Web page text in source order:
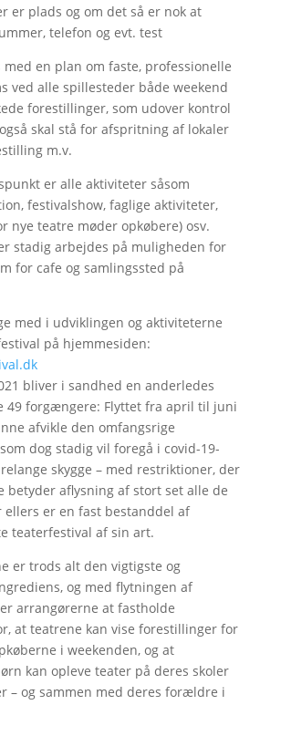
er plads og om det så er nok at
telefon og evt. test
en plan om faste, professionelle
ved alle spillesteder både weekend
forestillinger, som udover kontrol
skal stå for afspritning af lokaler
m.v.
er alle aktiviteter såsom
festivalshow, faglige aktiviteter,
nye teatre møder opkøbere) osv.
stadig arbejdes på muligheden for
for cafe og samlingssted på
med i udviklingen og aktiviteterne
på hjemmesiden:
bliver i sandhed en anderledes
49 forgængere: Flyttet fra april til juni
afvikle den omfangsrige
dog stadig vil foregå i covid-19-
skygge – med restriktioner, der
aflysning af stort set alle de
ellers er en fast bestanddel af
teaterfestival af sin art.
er trods alt den vigtigste og
og med flytningen af
arrangørerne at fastholde
at teatrene kan vise forestillinger for
i weekenden, og at
kan opleve teater på deres skoler
– og sammen med deres forældre i